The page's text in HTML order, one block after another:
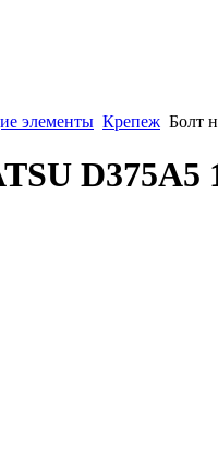
элементы Крепеж Болт
D375A5